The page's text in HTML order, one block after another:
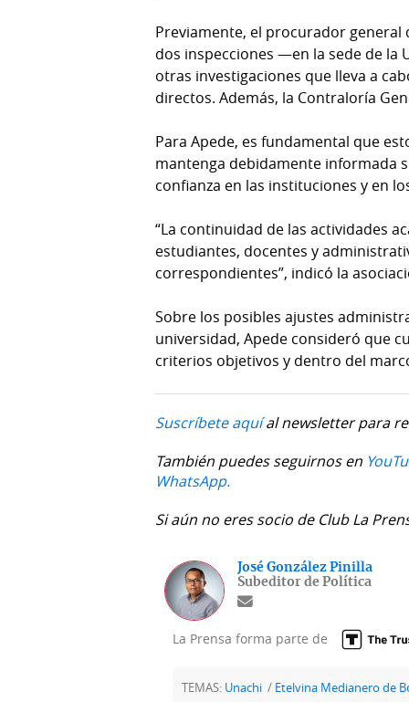
Previamente, el procurador general
dos inspecciones —en la sede de la
otras investigaciones que lleva a
directos. Además, la Contraloría
Para Apede, es fundamental que
mantenga debidamente informada
confianza en las instituciones y en
“La continuidad de las actividades
estudiantes, docentes y
correspondientes”, indicó la
Sobre los posibles ajustes
universidad, Apede consideró que
criterios objetivos y dentro del
Suscríbete aquíal newsletter para
También puedes seguirnos en
WhatsApp.
Si aún no eres socio de Club La
José González Pinilla
Subeditor de Política
La Prensa forma parte de
TEMAS: Unachi Etelvina Medianero de